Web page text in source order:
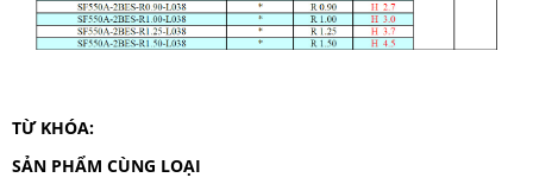
TỪ KHÓA:
SẢN PHẨM CÙNG LOẠI